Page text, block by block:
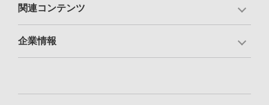
関連コンテンツ
企業情報